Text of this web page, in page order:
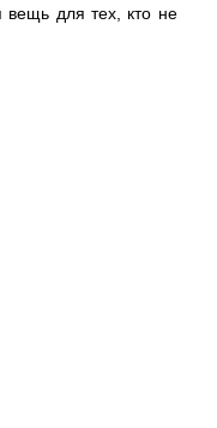
вещь для тех, кто не